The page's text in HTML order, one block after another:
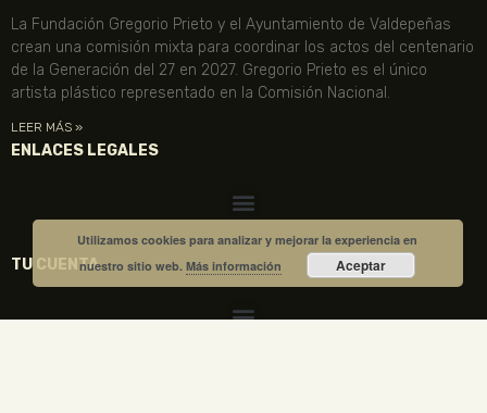
La Fundación Gregorio Prieto y el Ayuntamiento de Valdepeñas
crean una comisión mixta para coordinar los actos del centenario
de la Generación del 27 en 2027. Gregorio Prieto es el único
artista plástico representado en la Comisión Nacional.
LEER MÁS »
ENLACES LEGALES
TU CUENTA
Utilizamos cookies para analizar y mejorar la experiencia en
nuestro sitio web.Más información Aceptar